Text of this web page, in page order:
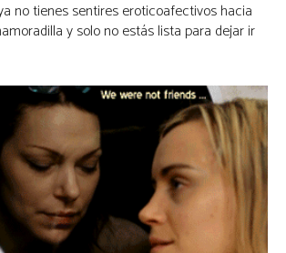
no tienes sentires eroticoafectivos hacia
y solo no estás lista para dejar ir